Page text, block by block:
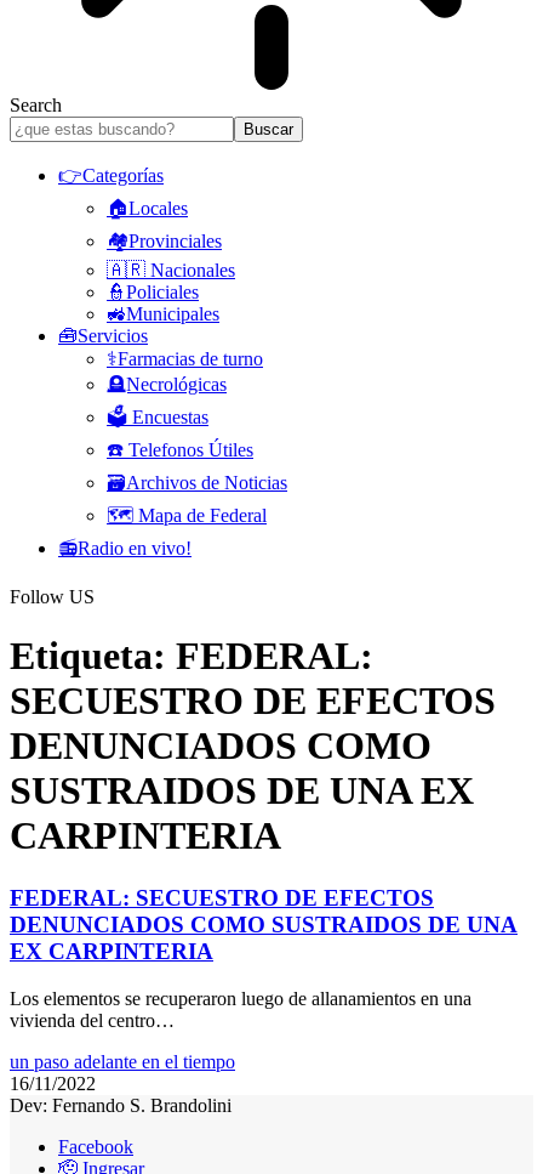
Search
👉Categorías
🏠Locales
🏘️Provinciales
🇦🇷 Nacionales
👮Policiales
🚜Municipales
🧰Servicios
⚕️Farmacias de turno
🪦Necrológicas
🗳️ Encuestas
☎️ Telefonos Útiles
🗃️Archivos de Noticias
🗺️ Mapa de Federal
📻Radio en vivo!
Follow US
Etiqueta: FEDERAL:
SECUESTRO DE EFECTOS
DENUNCIADOS COMO
SUSTRAIDOS DE UNA EX
CARPINTERIA
FEDERAL: SECUESTRO DE EFECTOS
DENUNCIADOS COMO SUSTRAIDOS DE UNA
EX CARPINTERIA
Los elementos se recuperaron luego de allanamientos en una
vivienda del centro…
un paso adelante en el tiempo
16/11/2022
Dev: Fernando S. Brandolini
Facebook
🫡 Ingresar